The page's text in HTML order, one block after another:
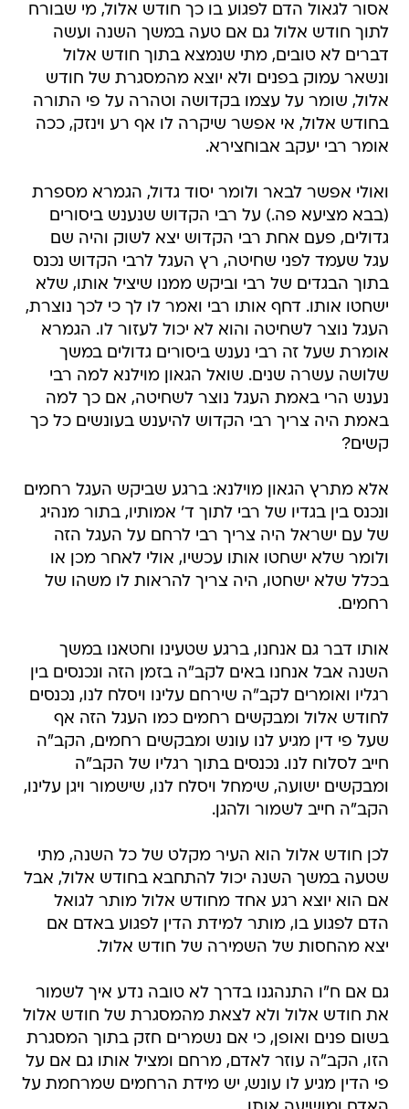
אסור לגאול הדם לפגוע בו כך חודש אלול, מי שבורח
לתוך חודש אלול גם אם טעה במשך השנה ועשה
דברים לא טובים, מתי שנמצא בתוך חודש אלול
ונשאר עמוק בפנים ולא יוצא מהמסגרת של חודש
אלול, שומר על עצמו בקדושה וטהרה על פי התורה
בחודש אלול, אי אפשר שיקרה לו אף רע וינזק, ככה
אומר רבי יעקב אבוחצירא.
ואולי אפשר לבאר ולומר יסוד גדול, הגמרא מספרת
(בבא מציעא פה.) על רבי הקדוש שנענש ביסורים
גדולים, פעם אחת רבי הקדוש יצא לשוק והיה שם
עגל שעמד לפני שחיטה, רץ העגל לרבי הקדוש נכנס
בתוך הבגדים של רבי וביקש ממנו שיציל אותו, שלא
ישחטו אותו. דחף אותו רבי ואמר לו לך כי לכך נוצרת,
העגל נוצר לשחיטה והוא לא יכול לעזור לו. הגמרא
אומרת שעל זה רבי נענש ביסורים גדולים במשך
שלושה עשרה שנים. שואל הגאון מוילנא למה רבי
נענש הרי באמת העגל נוצר לשחיטה, אם כך למה
באמת היה צריך רבי הקדוש להיענש בעונשים כל כך
קשים?
אלא מתרץ הגאון מוילנא: ברגע שביקש העגל רחמים
ונכנס בין בגדיו של רבי לתוך ד' אמותיו, בתור מנהיג
של עם ישראל היה צריך רבי לרחם על העגל הזה
ולומר שלא ישחטו אותו עכשיו, אולי לאחר מכן או
בכלל שלא ישחטו, היה צריך להראות לו משהו של
רחמים.
אותו דבר גם אנחנו, ברגע שטעינו וחטאנו במשך
השנה אבל אנחנו באים לקב"ה בזמן הזה ונכנסים בין
רגליו ואומרים לקב"ה שירחם עלינו ויסלח לנו, נכנסים
לחודש אלול ומבקשים רחמים כמו העגל הזה אף
שעל פי דין מגיע לנו עונש ומבקשים רחמים, הקב"ה
חייב לסלוח לנו. נכנסים בתוך רגליו של הקב"ה
ומבקשים ישועה, שימחל ויסלח לנו, שישמור ויגן עלינו,
הקב"ה חייב לשמור ולהגן.
לכן חודש אלול הוא העיר מקלט של כל השנה, מתי
שטעה במשך השנה יכול להתחבא בחודש אלול, אבל
אם הוא יוצא רגע אחד מחודש אלול מותר לגואל
הדם לפגוע בו, מותר למידת הדין לפגוע באדם אם
יצא מהחסות של השמירה של חודש אלול.
גם אם ח"ו התנהגנו בדרך לא טובה נדע איך לשמור
את חודש אלול ולא לצאת מהמסגרת של חודש אלול
בשום פנים ואופן, כי אם נשמרים חזק בתוך המסגרת
הזו, הקב"ה עוזר לאדם, מרחם ומציל אותו גם אם על
פי הדין מגיע לו עונש, יש מידת הרחמים שמרחמת על